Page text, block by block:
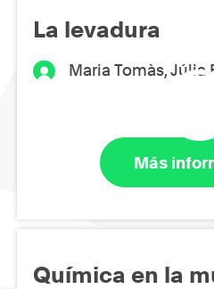
La levadura
Maria Tomàs, Júlia
Más
Química en la